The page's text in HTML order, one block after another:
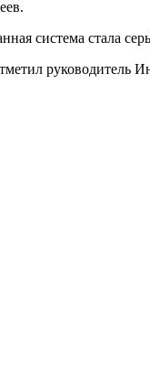
система стала
руководитель